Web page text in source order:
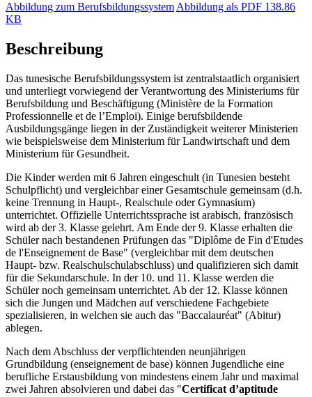
Abbildung zum Berufsbildungssystem Abbildung als PDF 138.86
KB
Beschreibung
Das tunesische Berufsbildungssystem ist zentralstaatlich organisiert
und unterliegt vorwiegend der Verantwortung des Ministeriums für
Berufsbildung und Beschäftigung (Ministère de la Formation
Professionnelle et de l’Emploi). Einige berufsbildende
Ausbildungsgänge liegen in der Zuständigkeit weiterer Ministerien
wie beispielsweise dem Ministerium für Landwirtschaft und dem
Ministerium für Gesundheit.
Die Kinder werden mit 6 Jahren eingeschult (in Tunesien besteht
Schulpflicht) und vergleichbar einer Gesamtschule gemeinsam (d.h.
keine Trennung in Haupt-, Realschule oder Gymnasium)
unterrichtet. Offizielle Unterrichtssprache ist arabisch, französisch
wird ab der 3. Klasse gelehrt. Am Ende der 9. Klasse erhalten die
Schüler nach bestandenen Prüfungen das "Diplôme de Fin d'Etudes
de l'Enseignement de Base" (vergleichbar mit dem deutschen
Haupt- bzw. Realschulschulabschluss) und qualifizieren sich damit
für die Sekundarschule. In der 10. und 11. Klasse werden die
Schüler noch gemeinsam unterrichtet. Ab der 12. Klasse können
sich die Jungen und Mädchen auf verschiedene Fachgebiete
spezialisieren, in welchen sie auch das "Baccalauréat" (Abitur)
ablegen.
Nach dem Abschluss der verpflichtenden neunjährigen
Grundbildung (enseignement de base) können Jugendliche eine
berufliche Erstausbildung von mindestens einem Jahr und maximal
zwei Jahren absolvieren und dabei das "Certificat d’aptitude